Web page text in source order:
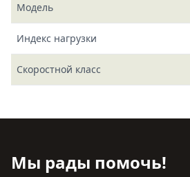
Модель
Индекс нагрузки
Скоростной класс
Мы рады помочь!